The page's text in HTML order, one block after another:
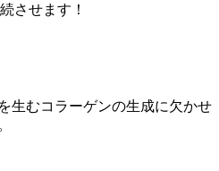
させます！
生むコラーゲンの生成に欠かせ